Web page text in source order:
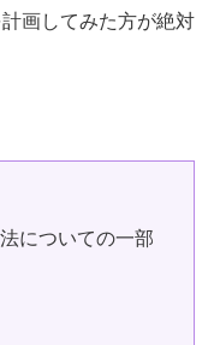
画してみた方が絶対
についての一部